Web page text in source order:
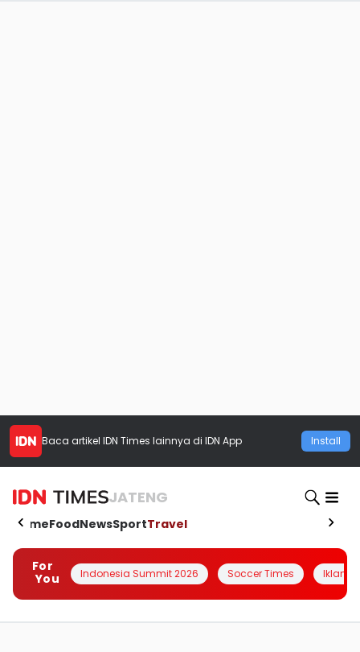
Baca artikel IDN Times lainnya di IDN App Install
JATENG
HomeFoodNewsSportTravel
For
You
Indonesia Summit 2026 Soccer Times Iklanin